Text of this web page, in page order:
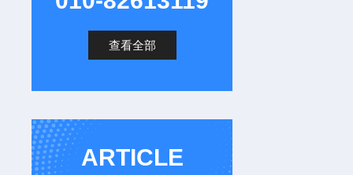
查看全部
ARTICLE